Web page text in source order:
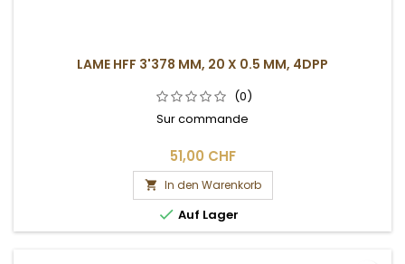
LAME HFF 3'378 MM, 20 X 0.5 MM, 4DPP
(0)
Sur commande
51,00 CHF
 In den Warenkorb
 Auf Lager